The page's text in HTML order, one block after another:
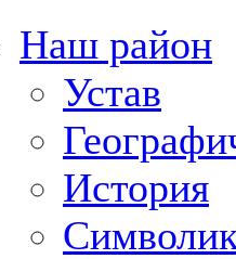
Наш район
Устав
История